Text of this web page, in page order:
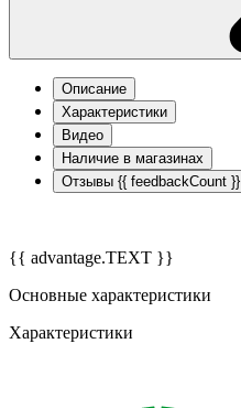
Описание
Характеристики
Видео
Наличие в магазинах
Отзывы {{ feedbackCount }}
{{ advantage.TEXT }}
Основные характеристики
Характеристики